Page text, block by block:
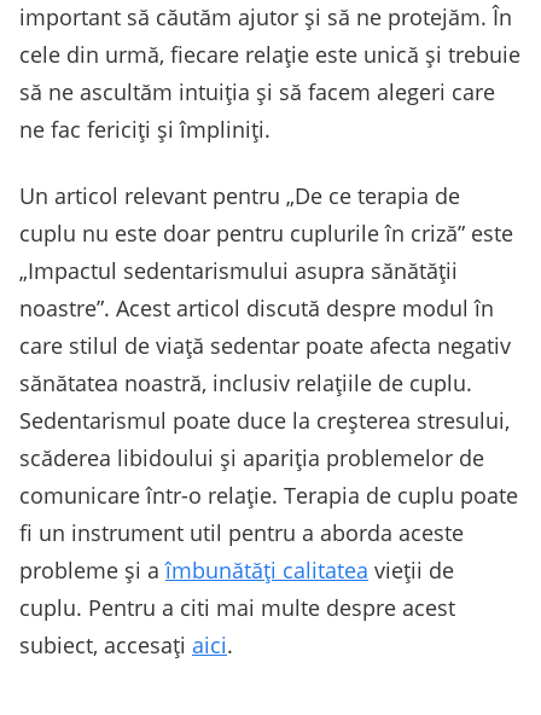
important să căutăm ajutor și să ne protejăm. În
cele din urmă, fiecare relație este unică și trebuie
să ne ascultăm intuiția și să facem alegeri care
ne fac fericiți și împliniți.
Un articol relevant pentru „De ce terapia de
cuplu nu este doar pentru cuplurile în criză” este
„Impactul sedentarismului asupra sănătății
noastre”. Acest articol discută despre modul în
care stilul de viață sedentar poate afecta negativ
sănătatea noastră, inclusiv relațiile de cuplu.
Sedentarismul poate duce la creșterea stresului,
scăderea libidoului și apariția problemelor de
comunicare într-o relație. Terapia de cuplu poate
fi un instrument util pentru a aborda aceste
probleme și aîmbunătăți calitatea vieții de
cuplu. Pentru a citi mai multe despre acest
subiect, accesați aici.